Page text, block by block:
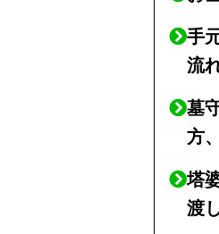
手
流
墓
方
塔
渡